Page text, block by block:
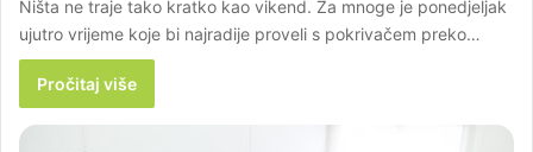
Ništa ne traje tako kratko kao vikend. Za mnoge je ponedjeljak
ujutro vrijeme koje bi najradije proveli s pokrivačem preko…
Pročitaj više